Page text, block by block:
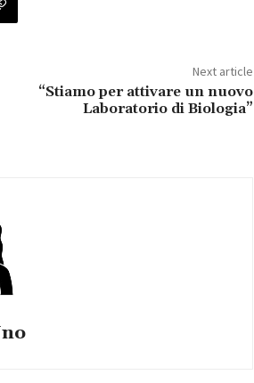
Next article
“Stiamo per attivare un nuovo
Laboratorio di Biologia”